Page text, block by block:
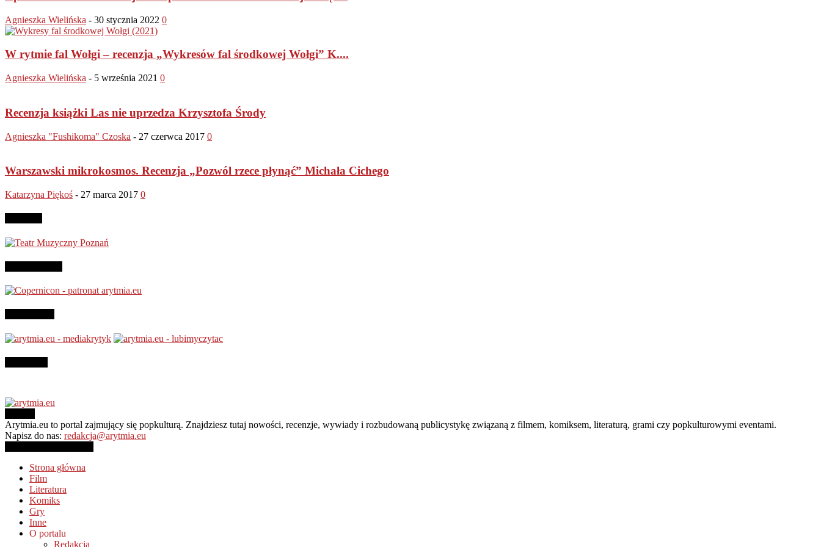
Agnieszka Wielińska - 30 stycznia 2022 0
W rytmie fal Wołgi – recenzja „Wykresów fal środkowej Wołgi” K....
Agnieszka Wielińska - 5 września 2021 0
Recenzja książki Las nie uprzedza Krzysztofa Środy
Agnieszka "Fushikoma" Czoska - 27 czerwca 2017 0
Warszawski mikrokosmos. Recenzja „Pozwól rzece płynąć” Michała Cichego
Katarzyna Piękoś - 27 marca 2017 0
Arytmia.eu to portal zajmujący się popkulturą. Znajdziesz tutaj nowości, recenzje, wywiady i rozbudowaną publicystykę związaną z filmem, komiksem, literaturą, grami czy popkulturowymi eventami.
Napisz do nas: redakcja@arytmia.eu
Strona główna
Film
Literatura
Komiks
Gry
Inne
O portalu
Redakcja